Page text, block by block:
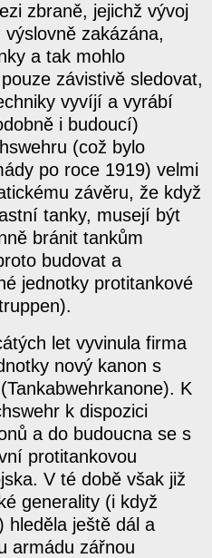
zbraně, jejichž vývoj
zakázána,
a tak mohlo
závistivě sledovat,
vyvíjí a vyrábí
i budoucí)
(což bylo
po roce 1919) velmi
závěru, že když
tanky, musejí být
bránit tankům
budovat a
jednotky protitankové
let vyvinula firma
nový kanon s
K
k dispozici
a do budoucna se s
protitankovou
V té době však již
generality (i když
hleděla ještě dál a
armádu zářnou